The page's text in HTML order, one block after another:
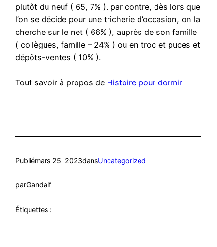
plutôt du neuf ( 65, 7% ). par contre, dès lors que
l’on se décide pour une tricherie d’occasion, on la
cherche sur le net ( 66% ), auprès de son famille
( collègues, famille – 24% ) ou en troc et puces et
dépôts-ventes ( 10% ).
Tout savoir à propos de Histoire pour dormir
Publiémars 25, 2023dansUncategorized
parGandalf
Étiquettes :